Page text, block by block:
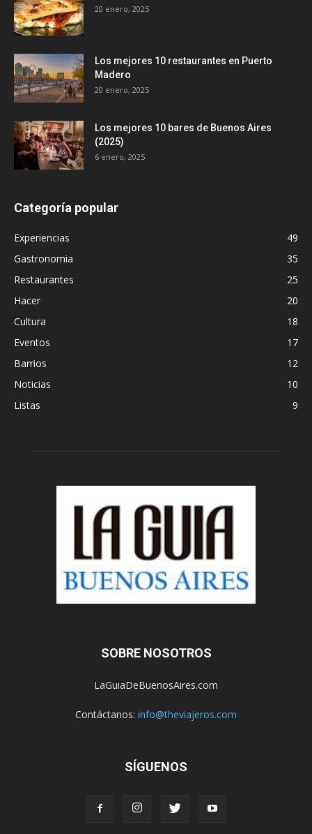
20 enero, 2025
Los mejores 10 restaurantes en Puerto
Madero
20 enero, 2025
Los mejores 10 bares de Buenos Aires
(2025)
6 enero, 2025
Categoría popular
Experiencias
49
Gastronomia
35
Restaurantes
25
Hacer
20
Cultura
18
Eventos
17
Barrios
12
Noticias
10
Listas
9
SOBRE NOSOTROS
LaGuiaDeBuenosAires.com
Contáctanos: info@theviajeros.com
SÍGUENOS